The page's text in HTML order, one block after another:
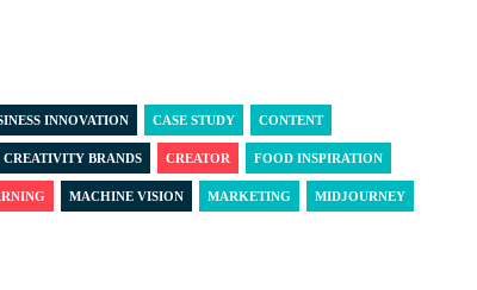
INNOVATION CASE STUDY CONTENT
CREATIVITY BRANDS CREATOR FOOD INSPIRATION
MACHINE VISION MARKETING MIDJOURNEY